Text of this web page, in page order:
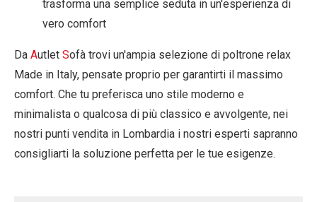
trasforma una semplice seduta in un'esperienza di
vero comfort
Da Autlet Sofà trovi un'ampia selezione di poltrone relax
Made in Italy, pensate proprio per garantirti il massimo
comfort. Che tu preferisca uno stile moderno e
minimalista o qualcosa di più classico e avvolgente, nei
nostri punti vendita in Lombardia i nostri esperti sapranno
consigliarti la soluzione perfetta per le tue esigenze.